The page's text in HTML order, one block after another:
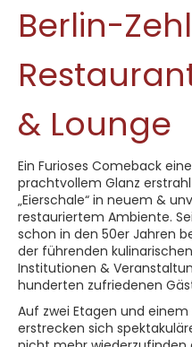
Berlin-
& Lounge
Ein Furioses Comeback
prachtvollem Glanz
„Eierschale“ in neuem &
restauriertem Ambiente.
schon in den 50er Jahren
der führenden
Institutionen &
hunderten zufriedenen
Auf zwei Etagen und
erstrecken sich